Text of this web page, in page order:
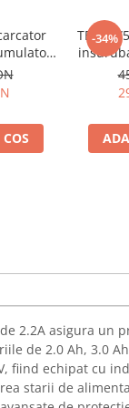
Unelte
Puncte
-34%
TEH
fir
2.2A asigura un
de 2.0 Ah, 3.0
fiind echipat cu
starii de